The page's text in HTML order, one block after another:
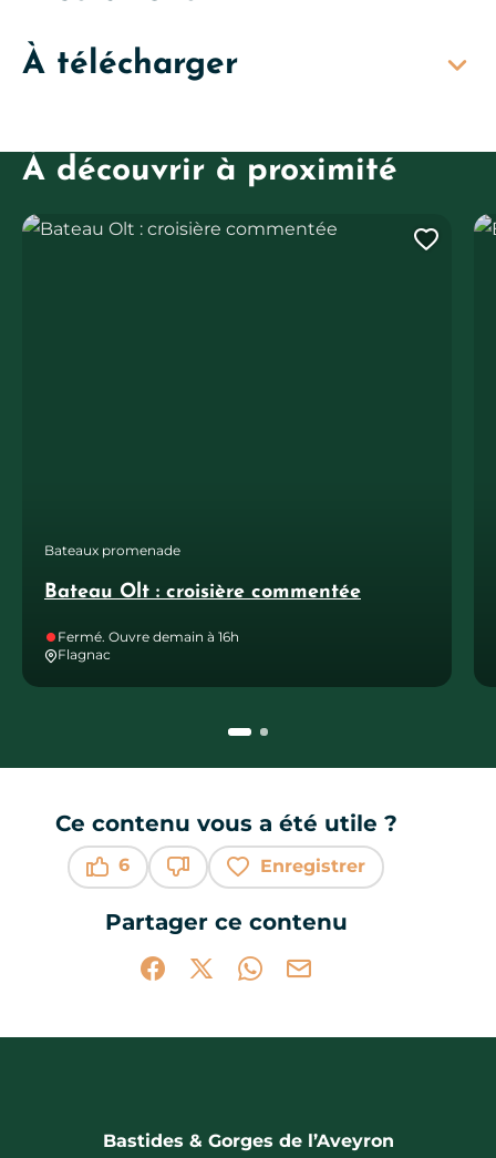
À télécharger
À découvrir à proximité
Bateau Olt : croisière commentée
Bateaux promenade
Fermé. Ouvre demain à 16h
Flagnac
Bateau Olt : croisière commentée
Ce contenu vous a été utile ?
6
Enregistrer
Partager ce contenu
Partager sur Facebook (nouvelle
Partager sur X / Twitter (nouvelle
Partager sur WhatsApp
Partager par mail
Bastides & Gorges de l’Aveyron